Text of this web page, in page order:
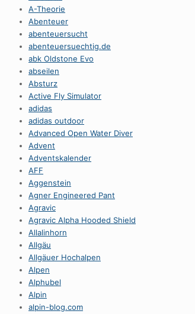
A-Theorie
Abenteuer
abenteuersucht
abenteuersuechtig.de
abk Oldstone Evo
abseilen
Absturz
Active Fly Simulator
adidas
adidas outdoor
Advanced Open Water Diver
Advent
Adventskalender
AFF
Aggenstein
Agner Engineered Pant
Agravic
Agravic Alpha Hooded Shield
Allalinhorn
Allgäu
Allgäuer Hochalpen
Alpen
Alphubel
Alpin
alpin-blog.com